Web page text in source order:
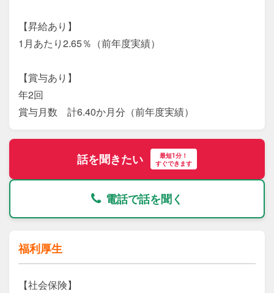
【昇給あり】
1月あたり2.65％（前年度実績）
【賞与あり】
年2回
賞与月数　計6.40か月分（前年度実績）
話を聞きたい
最短1分！
すぐできます
電話で話を聞く
福利厚生
【社会保険】